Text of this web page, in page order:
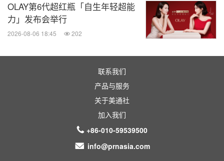
OLAY第6代超红瓶「自生年轻超能
力」发布会举行
2026-08-06 18:45 202
联系我们
产品与服务
关于美通社
加入我们
+86-010-59539500
info@prnasia.com